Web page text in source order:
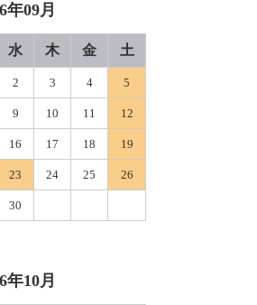
年09月
水 木 金 土
2 3 4 5
9 10 11 12
16 17 18 19
23 24 25 26
30
年10月